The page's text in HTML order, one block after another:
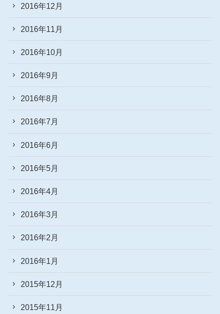
2016年12月
2016年11月
2016年10月
2016年9月
2016年8月
2016年7月
2016年6月
2016年5月
2016年4月
2016年3月
2016年2月
2016年1月
2015年12月
2015年11月